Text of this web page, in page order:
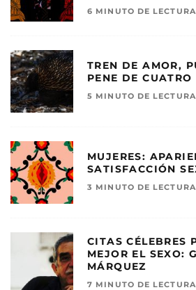
6 MINUTO DE LECTURA
TREN DE AMOR,
PENE DE CUATRO
5 MINUTO DE LECTURA
MUJERES:
SATISFACCIÓN
3 MINUTO DE LECTURA
CITAS CÉLEBRES
MEJOR EL SEXO:
MÁRQUEZ
7 MINUTO DE LECTURA